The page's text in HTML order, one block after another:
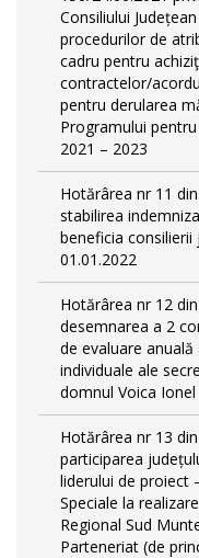
Consiliului
procedurilor de
cadru pentru
contractelor/
pentru derularea
Programului
2021 – 2023
Hotărârea nr 11
stabilirea
beneficia
01.01.2022
Hotărârea nr 12
desemnarea a 2
de evaluare
individuale ale
domnul Voica Ionel
Hotărârea nr 13
participarea
liderului de proiect
Speciale la
Regional Sud
Parteneriat (de